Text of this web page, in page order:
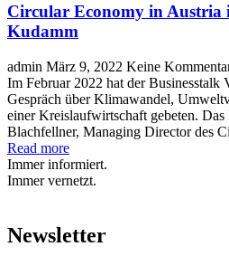
Circular Economy in Austria
Kudamm
admin März 9, 2022 Keine
Im Februar 2022 hat der Businesstalk
Gespräch über Klimawandel,
einer Kreislaufwirtschaft gebeten.
Blachfellner, Managing Director des
Read more
Immer informiert.
Immer vernetzt.
Newsletter